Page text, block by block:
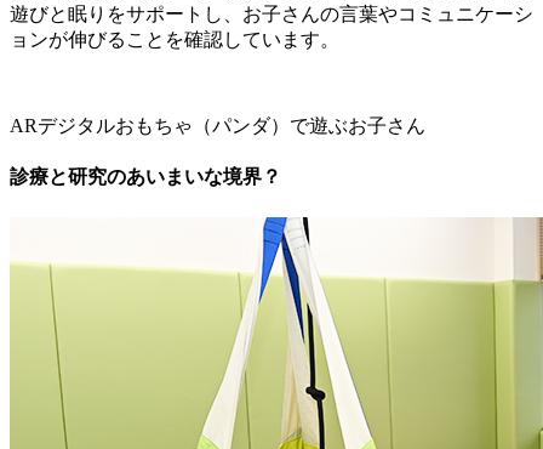
遊びと眠りをサポートし、お子さんの言葉やコミュニケーシ
ョンが伸びることを確認しています。
ARデジタルおもちゃ（パンダ）で遊ぶお子さん
診療と研究のあいまいな境界？